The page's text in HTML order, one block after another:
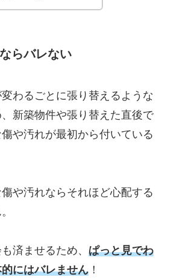
らバレない
わるごとに張り替えるような
新築物件や張り替えた直後で
や汚れが最初から付いている
や汚れならそれほど心配する
済ませるため、 ぱっと見でわ
にはバレません！